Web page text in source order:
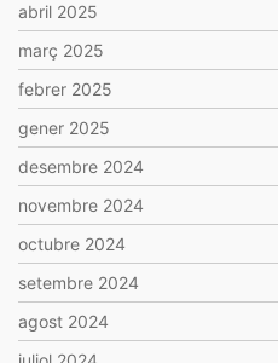
abril 2025
març 2025
febrer 2025
gener 2025
desembre 2024
novembre 2024
octubre 2024
setembre 2024
agost 2024